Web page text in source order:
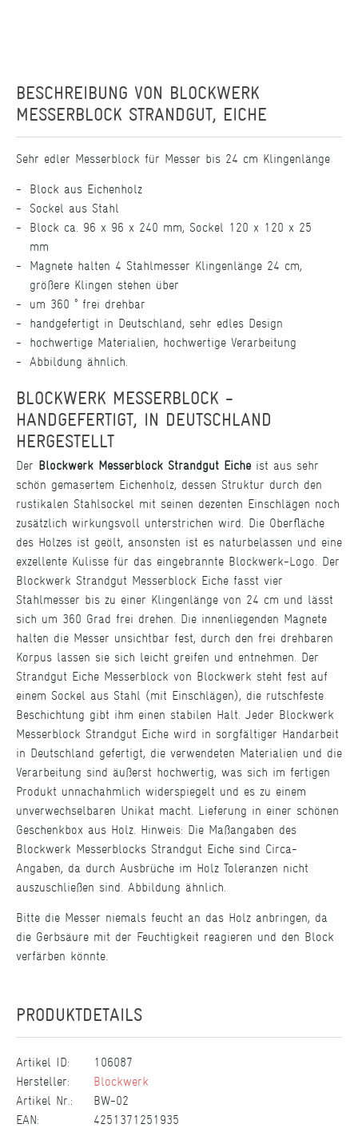
BESCHREIBUNG VON BLOCKWERK
MESSERBLOCK STRANDGUT, EICHE
Sehr edler Messerblock für Messer bis 24 cm Klingenlänge
Block aus Eichenholz
Sockel aus Stahl
Block ca. 96 x 96 x 240 mm, Sockel 120 x 120 x 25
mm
Magnete halten 4 Stahlmesser Klingenlänge 24 cm,
größere Klingen stehen über
um 360 ° frei drehbar
handgefertigt in Deutschland, sehr edles Design
hochwertige Materialien, hochwertige Verarbeitung
Abbildung ähnlich.
BLOCKWERK MESSERBLOCK -
HANDGEFERTIGT, IN DEUTSCHLAND
HERGESTELLT
Der Blockwerk Messerblock Strandgut Eiche ist aus sehr
schön gemasertem Eichenholz, dessen Struktur durch den
rustikalen Stahlsockel mit seinen dezenten Einschlägen noch
zusätzlich wirkungsvoll unterstrichen wird. Die Oberfläche
des Holzes ist geölt, ansonsten ist es naturbelassen und eine
exzellente Kulisse für das eingebrannte Blockwerk-Logo. Der
Blockwerk Strandgut Messerblock Eiche fasst vier
Stahlmesser bis zu einer Klingenlänge von 24 cm und lässt
sich um 360 Grad frei drehen. Die innenliegenden Magnete
halten die Messer unsichtbar fest, durch den frei drehbaren
Korpus lassen sie sich leicht greifen und entnehmen. Der
Strandgut Eiche Messerblock von Blockwerk steht fest auf
einem Sockel aus Stahl (mit Einschlägen), die rutschfeste
Beschichtung gibt ihm einen stabilen Halt. Jeder Blockwerk
Messerblock Strandgut Eiche wird in sorgfältiger Handarbeit
in Deutschland gefertigt, die verwendeten Materialien und die
Verarbeitung sind äußerst hochwertig, was sich im fertigen
Produkt unnachahmlich widerspiegelt und es zu einem
unverwechselbaren Unikat macht. Lieferung in einer schönen
Geschenkbox aus Holz. Hinweis: Die Maßangaben des
Blockwerk Messerblocks Strandgut Eiche sind Circa-
Angaben, da durch Ausbrüche im Holz Toleranzen nicht
auszuschließen sind. Abbildung ähnlich.
Bitte die Messer niemals feucht an das Holz anbringen, da
die Gerbsäure mit der Feuchtigkeit reagieren und den Block
verfärben könnte.
PRODUKTDETAILS
Artikel ID:
106087
Hersteller:
Blockwerk
Artikel Nr.:
BW-02
EAN:
4251371251935